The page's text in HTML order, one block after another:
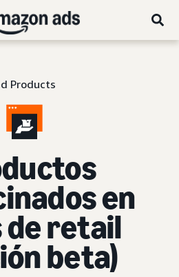
en
retail
beta)